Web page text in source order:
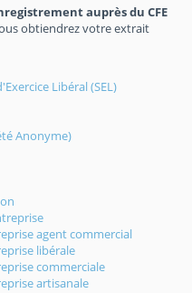
auprès du CFE
obtiendrez votre extrait
Libéral (SEL)
Anonyme)
agent commercial
libérale
commerciale
artisanale